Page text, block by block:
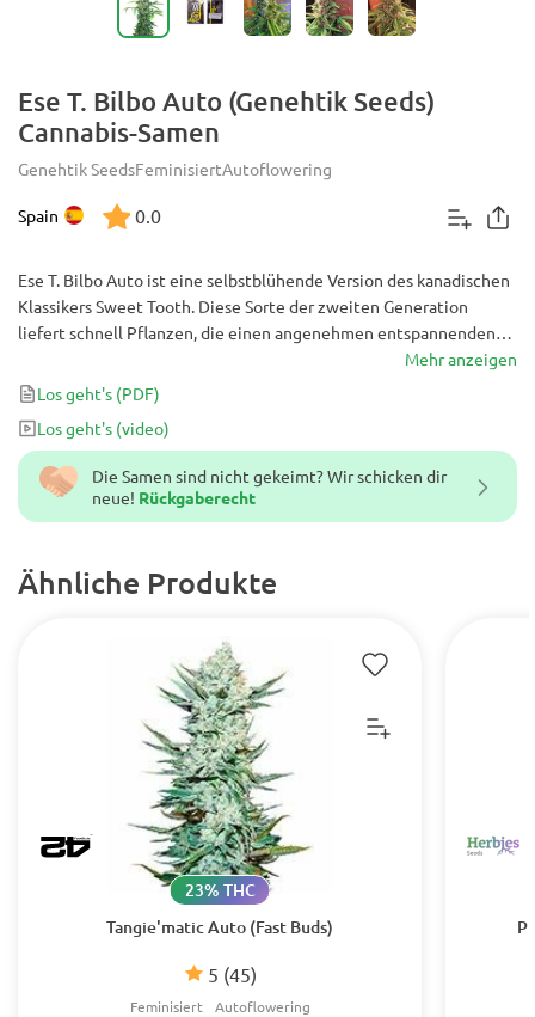
Ese T. Bilbo Auto (Genehtik Seeds)
Cannabis-Samen
Genehtik SeedsFeminisiertAutoflowering
Spain 0.0
Die Samen sind nicht gekeimt? Wir schicken dir
neue! Rückgaberecht
Ähnliche Produkte
Tangie'matic Auto (Fast Buds)
5 (45)
23% THC
Feminisiert Autoflowering
Ese T. Bilbo Auto ist eine selbstblühende Version des kanadischen
Klassikers Sweet Tooth. Diese Sorte der zweiten Generation
liefert schnell Pflanzen, die einen angenehmen entspannenden
Effekt mit Aromen von süßen erdigen Früchten erzeugen. Die
perfekte Sorte für den ängstlichen Naschkatzen.
Mehr anzeigen
Los geht's (PDF)
Los geht's (video)